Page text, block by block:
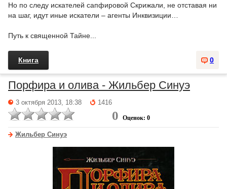
Но по следу искателей сапфировой Скрижали, не отставая ни
на шаг, идут иные искатели – агенты Инквизиции…
Путь к священной Тайне...
0
Книга
Порфира и олива - Жильбер Синуэ
3 октября 2013, 18:38 1416
0 Оценок: 0
Жильбер Синуэ